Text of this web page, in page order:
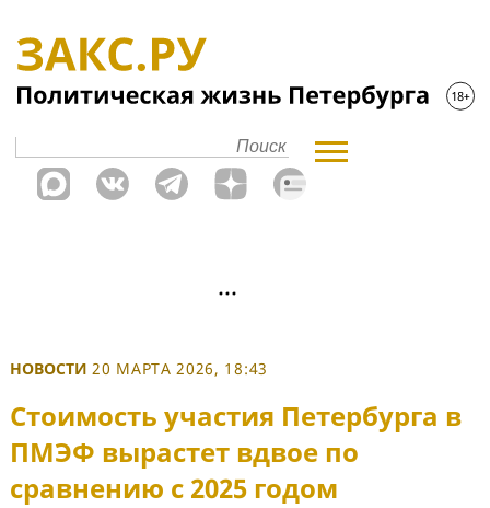
НОВОСТИ 20 МАРТА 2026, 18:43
Стоимость участия Петербурга в
ПМЭФ вырастет вдвое по
сравнению с 2025 годом